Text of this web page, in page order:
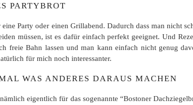
PARTYBROT
Party oder einen Grillabend. Dadurch dass man nicht
müssen, ist es dafür einfach perfekt geeignet. Und
freie Bahn lassen und man kann einfach nicht genug
für mich noch interessanter.
WAS ANDERES DARAUS MACHEN
eigentlich für das sogenannte “Bostoner